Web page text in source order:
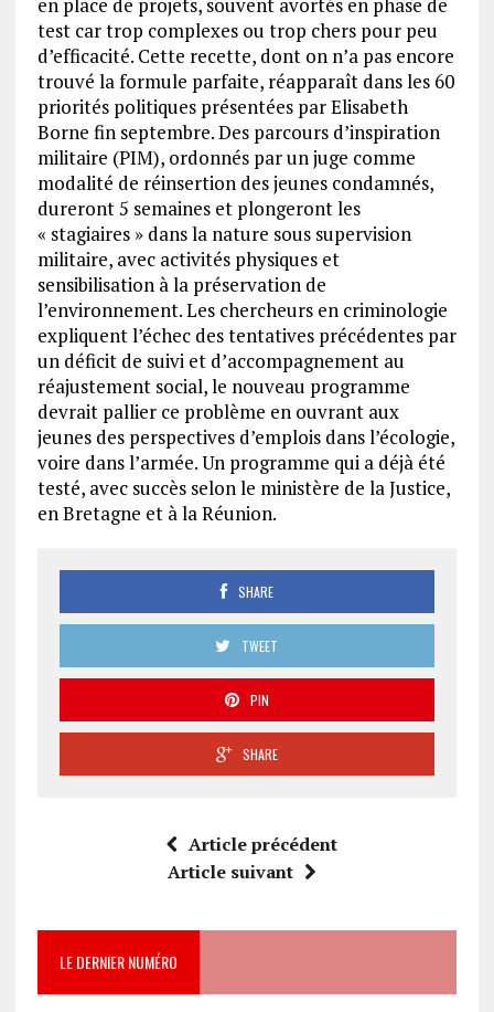
test car trop complexes ou trop chers pour peu
d’efficacité. Cette recette, dont on n’a pas encore
trouvé la formule parfaite, réapparaît dans les 60
priorités politiques présentées par Elisabeth
Borne fin septembre. Des parcours d’inspiration
militaire (PIM), ordonnés par un juge comme
modalité de réinsertion des jeunes condamnés,
dureront 5 semaines et plongeront les
« stagiaires » dans la nature sous supervision
militaire, avec activités physiques et
sensibilisation à la préservation de
l’environnement. Les chercheurs en criminologie
expliquent l’échec des tentatives précédentes par
un déficit de suivi et d’accompagnement au
réajustement social, le nouveau programme
devrait pallier ce problème en ouvrant aux
jeunes des perspectives d’emplois dans l’écologie,
voire dans l’armée. Un programme qui a déjà été
testé, avec succès selon le ministère de la Justice,
en Bretagne et à la Réunion.
SHARE
TWEET
PIN
SHARE
Article précédent
Article suivant
LE DERNIER NUMÉRO